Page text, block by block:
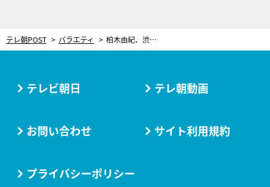
テレ朝POST バラエティ 柏木由紀、渋谷凪咲、めるるが“楽勝なぞなぞ”に挑戦！「9匹のトラが乗ってる乗り物は？」
テレビ朝日 テレ朝動画
お問い合わせ サイト利用規約
プライバシーポリシー